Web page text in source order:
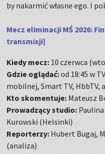
by nakarmić własne ego. I
Mecz eliminacji MŚ 2026:
transmisji]
Kiedy mecz: 10 czerwca
Gdzie oglądać:od 18:45 w
mobilnej, Smart TV, HbbTV,
Kto skomentuje: Mateusz
Prowadzący studio:
Kurowski (Helsinki)
Reporterzy: Hubert Bugaj,
(analiza)